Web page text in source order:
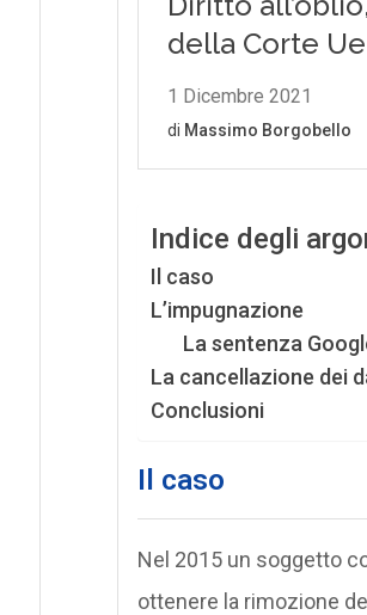
Indice degli
Il caso
L’impugnazione
La sentenza
La cancellazione dei
Conclusioni
Il caso
Nel 2015 un soggetto
ottenere la rimozione